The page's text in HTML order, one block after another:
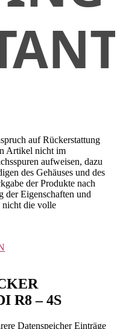
auf Rückerstattung
Artikel nicht im
aufweisen, dazu
des Gehäuses und des
der Produkte nach
der Eigenschaften und
nicht die volle
R8 – 4S
Datenspeicher Einträge